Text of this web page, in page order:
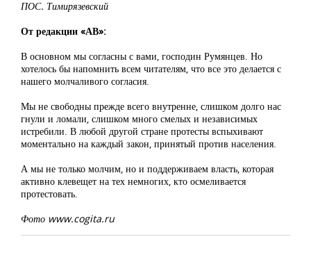
ПОС. Тимирязевский
От редакции «АВ»:
В основном мы согласны с вами, господин Румянцев. Но
хотелось бы напомнить всем читателям, что все это делается с
нашего молчаливого согласия.
Мы не свободны прежде всего внутренне, слишком долго нас
гнули и ломали, слишком много смелых и независимых
истребили. В любой другой стране протесты вспыхивают
моментально на каждый закон, принятый против населения.
А мы не только молчим, но и поддерживаем власть, которая
активно клевещет на тех немногих, кто осмеливается
протестовать.
Фото www.cogita.ru